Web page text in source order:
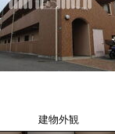
建物外観